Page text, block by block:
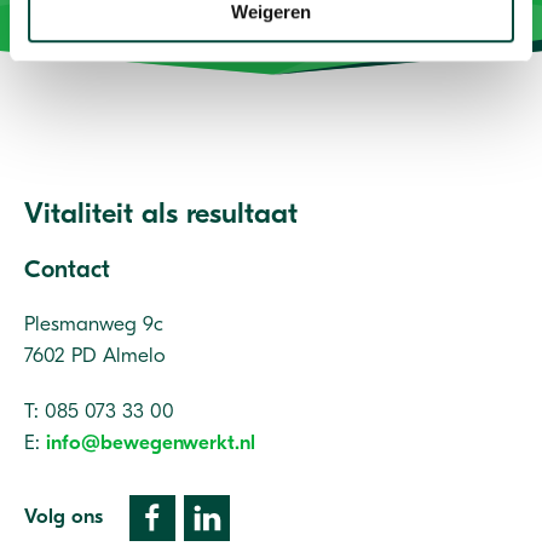
Weigeren
Vitaliteit als resultaat
Contact
Plesmanweg 9c
7602 PD Almelo
T: 085 073 33 00
E: info@bewegenwerkt.nl
Volg ons